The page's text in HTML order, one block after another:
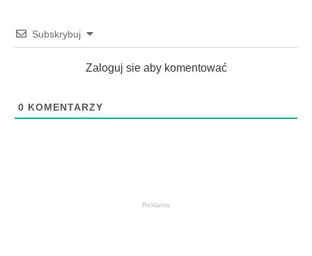
Subskrybuj
Zaloguj sie aby komentować
0 KOMENTARZY
Reklama